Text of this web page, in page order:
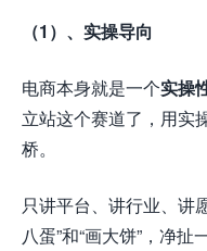
（1）、实操导向
电商本身就是一个实操
立站这个赛道了，用实
桥。
只讲平台、讲行业、讲
八蛋”和“画大饼”，净